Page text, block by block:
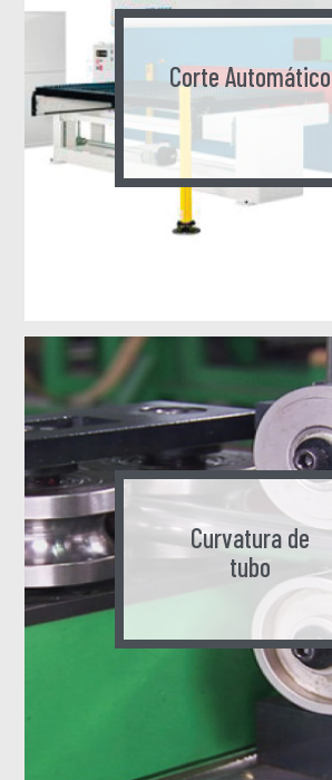
Corte Automático
Curvatura de
tubo